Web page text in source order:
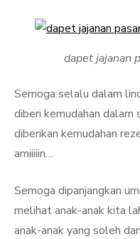
dapet jajanan
Semoga selalu dalam
diberi kemudahan dalam
diberikan kemudahan
amiiiiin…
Semoga dipanjangkan
melihat anak-anak kita
anak-anak yang soleh